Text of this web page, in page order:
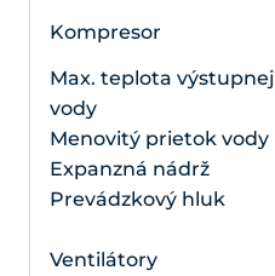
Kompresor
Max. teplota výstupnej
vody
Menovitý prietok vody
Expanzná nádrž
Prevádzkový hluk
Ventilátory